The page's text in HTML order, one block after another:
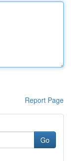
Report Page
Go